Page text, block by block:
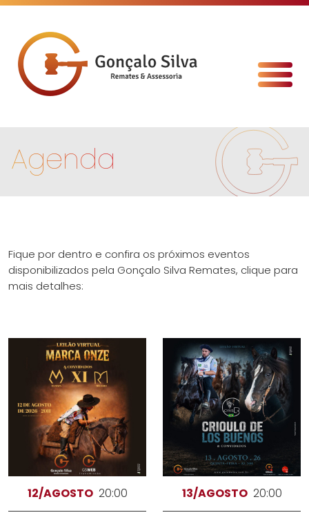
Agenda
Fique por dentro e confira os próximos eventos
disponibilizados pela Gonçalo Silva Remates, clique para
mais detalhes:
12/AGOSTO 20:00 13/AGOSTO 20:00